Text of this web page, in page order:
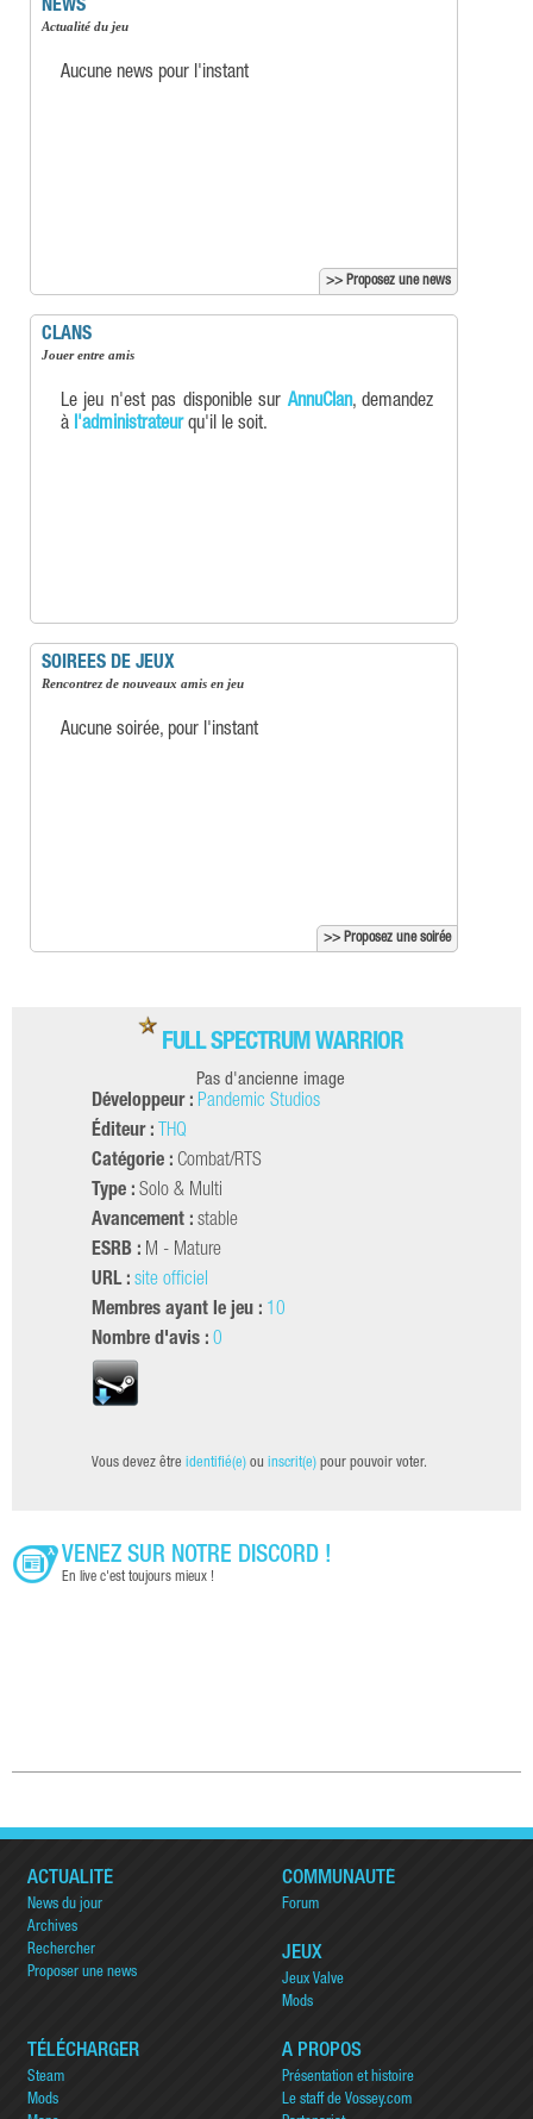
NEWS
Actualité du jeu
Aucune news pour l'instant
>> Proposez une news
CLANS
Jouer entre amis
Le jeu n'est pas disponible sur AnnuClan, demandez
à l'administrateurqu'il le soit.
SOIREES DE JEUX
Rencontrez de nouveaux amis en jeu
Aucune soirée, pour l'instant
>> Proposez une soirée
FULL SPECTRUM WARRIOR
Pas d'ancienne image
Développeur : Pandemic Studios
Éditeur : THQ
Catégorie : Combat/RTS
Type : Solo & Multi
Avancement : stable
ESRB : M - Mature
URL : site officiel
Membres ayant le jeu : 10
Nombre d'avis : 0
Vous devez être identifié(e) ou inscrit(e) pour pouvoir voter.
VENEZ SUR NOTRE DISCORD !
En live c'est toujours mieux !
ACTUALITÉ
News du jour
Archives
Rechercher
Proposer une news
COMMUNAUTÉ
Forum
JEUX
Jeux Valve
Mods
TÉLÉCHARGER
Steam
Mods
A PROPOS
Présentation et histoire
Le staff de Vossey.com